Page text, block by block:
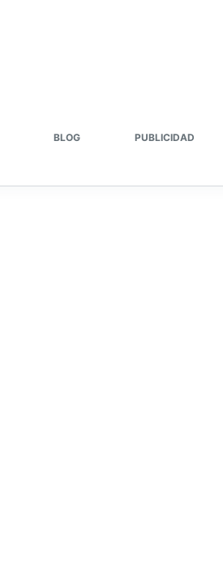
BLOG PUBLICIDAD